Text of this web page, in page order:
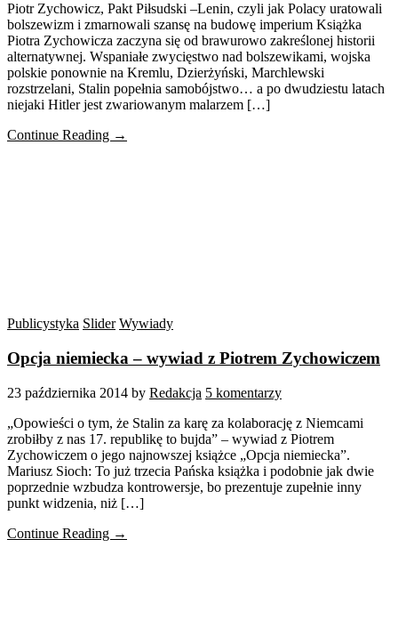
Piotr Zychowicz, Pakt Piłsudski –Lenin, czyli jak Polacy uratowali
bolszewizm i zmarnowali szansę na budowę imperium Książka
Piotra Zychowicza zaczyna się od brawurowo zakreślonej historii
alternatywnej. Wspaniałe zwycięstwo nad bolszewikami, wojska
polskie ponownie na Kremlu, Dzierżyński, Marchlewski
rozstrzelani, Stalin popełnia samobójstwo… a po dwudziestu latach
niejaki Hitler jest zwariowanym malarzem […]
Continue Reading →
Publicystyka Slider Wywiady
Opcja niemiecka – wywiad z Piotrem Zychowiczem
23 października 2014 by Redakcja 5 komentarzy
„Opowieści o tym, że Stalin za karę za kolaborację z Niemcami
zrobiłby z nas 17. republikę to bujda” – wywiad z Piotrem
Zychowiczem o jego najnowszej książce „Opcja niemiecka”.
Mariusz Sioch: To już trzecia Pańska książka i podobnie jak dwie
poprzednie wzbudza kontrowersje, bo prezentuje zupełnie inny
punkt widzenia, niż […]
Continue Reading →